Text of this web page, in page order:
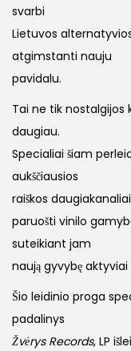
svarbi
Lietuvos
atgimstanti nauju
pavidalu.
Tai ne tik nostalgijos
daugiau.
Specialiai šiam
aukščiausios
raiškos
paruošti vinilo
suteikiant jam
naują gyvybę
Šio leidinio proga
padalinys
Žvėrys Records, LP